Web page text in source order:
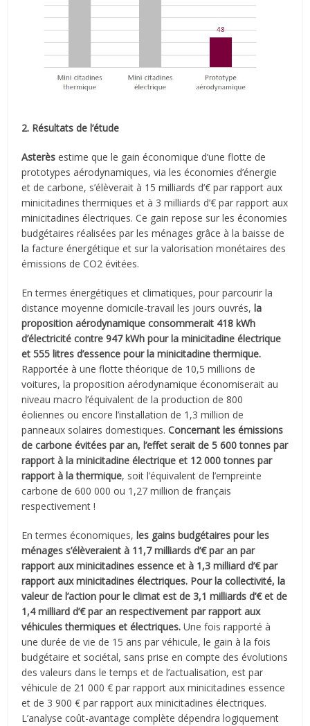
2. Résultats de l’étude
Asterès estime que le gain économique d’une flotte de
prototypes aérodynamiques, via les économies d’énergie
et de carbone, s’élèverait à 15 milliards d’€ par rapport aux
minicitadines thermiques et à 3 milliards d’€ par rapport aux
minicitadines électriques. Ce gain repose sur les économies
budgétaires réalisées par les ménages grâce à la baisse de
la facture énergétique et sur la valorisation monétaires des
émissions de CO2 évitées.
En termes énergétiques et climatiques, pour parcourir la
distance moyenne domicile-travail les jours ouvrés,la
proposition aérodynamique consommerait 418 kWh
d’électricité contre 947 kWh pour la minicitadine électrique
et 555 litres d’essence pour la minicitadine thermique.
Rapportée à une flotte théorique de 10,5 millions de
voitures, la proposition aérodynamique économiserait au
niveau macro l’équivalent de la production de 800
éoliennes ou encore l’installation de 1,3 million de
panneaux solaires domestiques.Concernant les émissions
de carbone évitées par an, l’effet serait de 5 600 tonnes par
rapport à la minicitadine électrique et 12 000 tonnes par
rapport à la thermique, soit l’équivalent de l’empreinte
carbone de 600 000 ou 1,27 million de français
respectivement !
En termes économiques,les gains budgétaires pour les
ménages s’élèveraient à 11,7 milliards d’€ par an par
rapport aux minicitadines essence et à 1,3 milliard d’€ par
rapport aux minicitadines électriques. Pour la collectivité, la
valeur de l’action pour le climat est de 3,1 milliards d’€ et de
1,4 milliard d’€ par an respectivement par rapport aux
véhicules thermiques et électriques.Une fois rapporté à
une durée de vie de 15 ans par véhicule, le gain à la fois
budgétaire et sociétal, sans prise en compte des évolutions
des valeurs dans le temps et de l’actualisation, est par
véhicule de 21 000 € par rapport aux minicitadines essence
et de 3 900 € par rapport aux minicitadines électriques.
L’analyse coût-avantage complète dépendra logiquement